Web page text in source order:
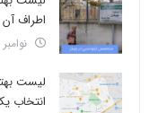
اطراف آن
نوامبر 6, 2024
لیست
انتخاب